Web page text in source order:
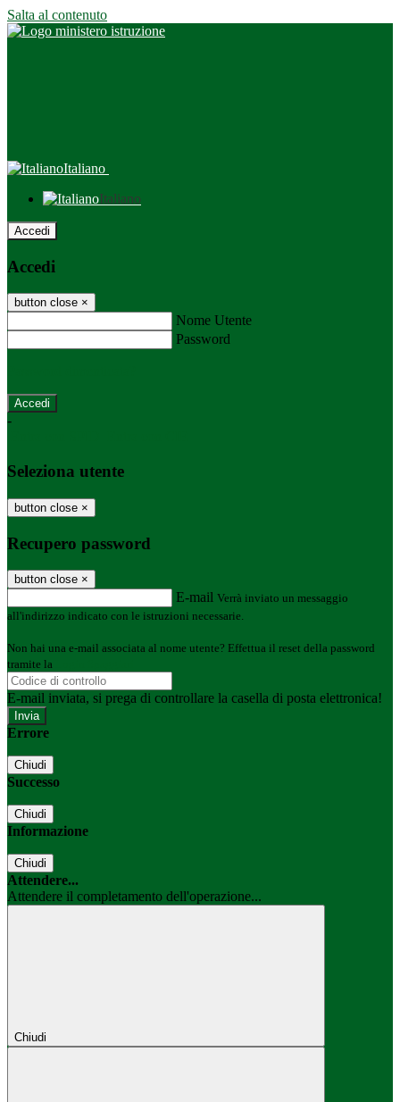
Salta al contenuto
Italiano
Italiano
Accedi
Accedi
button close ×
Nome Utente
Password
-
Seleziona utente
button close ×
Recupero password
button close ×
E-mail Verrà inviato un messaggio
all'indirizzo indicato con le istruzioni necessarie.
Non hai una e-mail associata al nome utente? Effettua il reset della password
tramite la
E-mail inviata, si prega di controllare la casella di posta elettronica!
Errore
Chiudi
Successo
Chiudi
Informazione
Chiudi
Attendere...
Attendere il completamento dell'operazione...
Chiudi